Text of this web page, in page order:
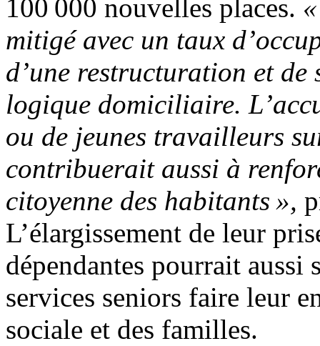
100 000 nouvelles places.
mitigé avec un taux
d’une restructuration et
logique domiciliaire.
ou de jeunes travailleurs
contribuerait aussi à
citoyenne des habitants »,
L’élargissement de leur
dépendantes pourrait aussi
services seniors faire leur
sociale et des familles.